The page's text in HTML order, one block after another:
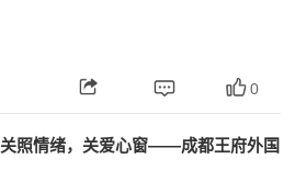
0
关照情绪，关爱心窗——成都王府外国